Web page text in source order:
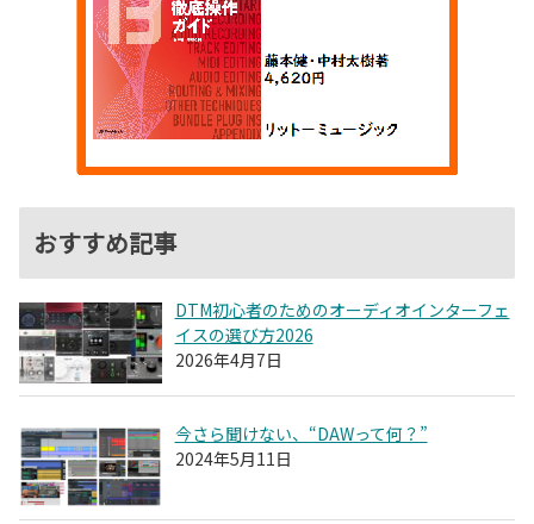
おすすめ記事
DTM初心者のためのオーディオインターフェ
イスの選び方2026
2026年4月7日
今さら聞けない、“DAWって何？”
2024年5月11日